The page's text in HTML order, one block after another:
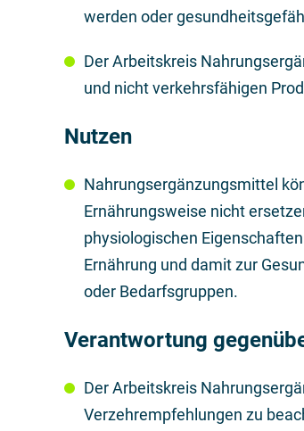
werden oder
Der Arbeitskreis
und nicht verkehrsfähigen
Nutzen
Nahrungsergänzungsmittel
Ernährungsweise nicht
physiologischen
Ernährung und damit zur
oder Bedarfsgruppen.
Verantwortung
Der Arbeitskreis
Verzehrempfehlungen zu